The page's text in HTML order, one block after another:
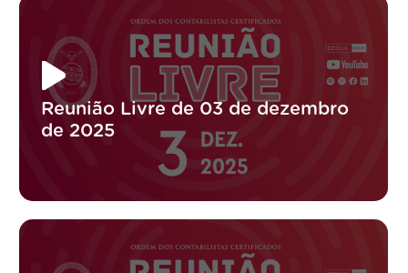
Reunião Livre de 03 de dezembro
de 2025